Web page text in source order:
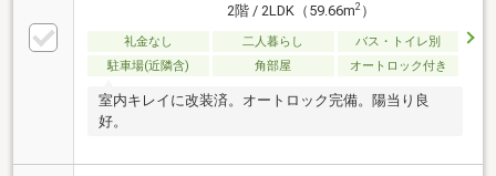
2階 / 2LDK（59.66m2）
礼金なし 二人暮らし
バス・トイレ別
駐車場(近隣含)
角部屋 オートロック付き
室内キレイに改装済。オートロック完備。陽当り良
好。